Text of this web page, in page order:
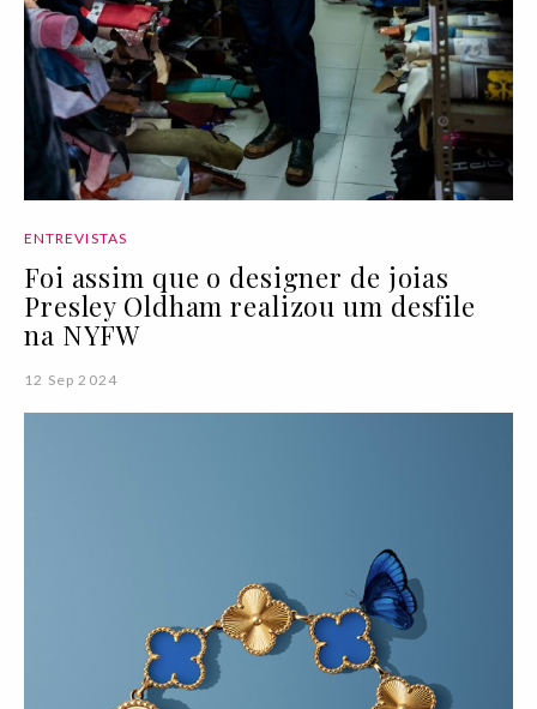
ENTREVISTAS
Foi assim que o designer de joias
Presley Oldham realizou um desfile
na NYFW
12 Sep 2024